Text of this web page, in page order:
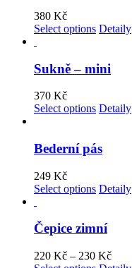
380 Kč
Select options Detaily
Sukně – mini
370 Kč
Select options Detaily
Bederní pás
249 Kč
Select options Detaily
Čepice zimní
220 Kč – 230 Kč